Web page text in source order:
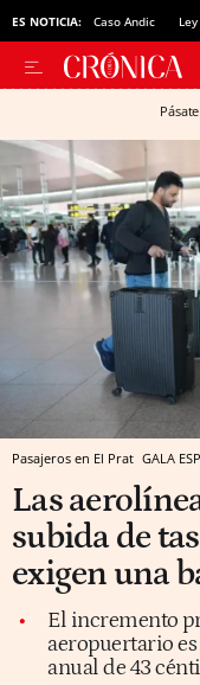
ES NOTICIA: Caso Andic
Pasajeros en El Prat GALA
Las
subida de
exigen una
El incremento
aeropuertario
anual de 43